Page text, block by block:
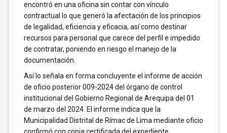
encontró en una oficina sin contar con vínculo
contractual lo que generó la afectación de los principios
de legalidad, eficiencia y eficacia, así como destinar
recursos para personal que carece del perfil e impedido
de contratar, poniendo en riesgo el manejo de la
documentación.
Así lo señala en forma concluyente el informe de acción
de oficio posterior 009-2024 del órgano de control
institucional del Gobierno Regional de Arequipa del 01
de marzo del 2024. El informe indica que la
Municipalidad Distrital de Rímac de Lima mediante oficio